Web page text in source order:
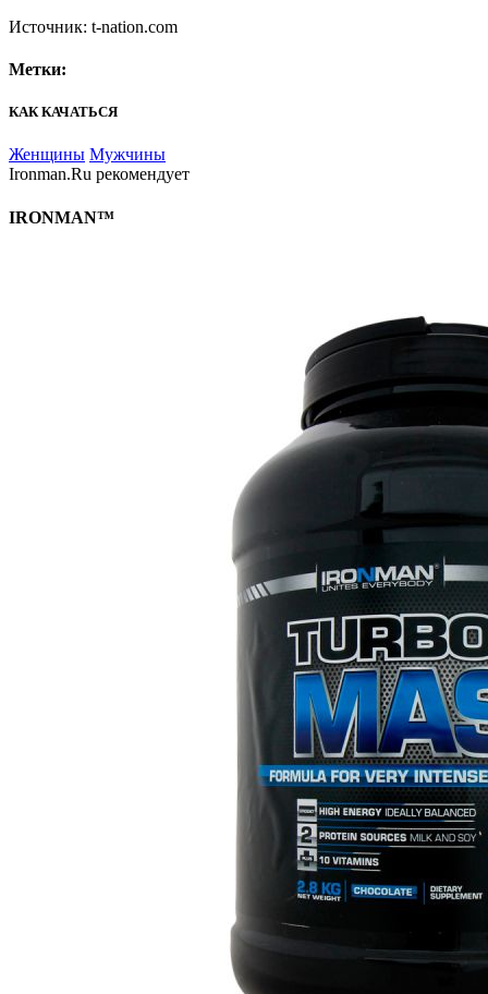
Источник: t-nation.com
Метки:
КАК КАЧАТЬСЯ
Женщины Мужчины
Ironman.Ru рекомендует
IRONMAN™